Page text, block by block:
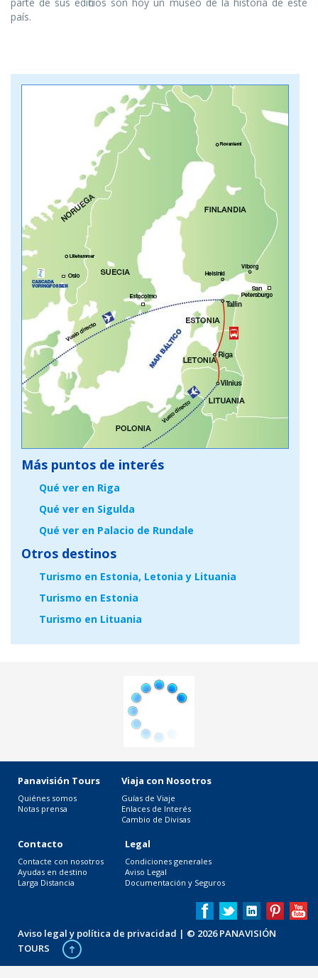
país.
Más puntos de interés
Qué ver en Riga
Qué ver en Sigulda
Qué ver en Palacio de Rundale
Otros destinos
Turismo en Estonia, Letonia y Lituania
Turismo en Estonia
Turismo en Lituania
Panavisión Tours
Quiénes somos
Notas prensa
Viaja con Nosotros
Guías de Viaje
Enlaces de Interés
Cambio de Divisas
Contacto
Contacte con nosotros
Ayudas en destino
Larga Distancia
Legal
Condiciones generales
Aviso Legal
Documentación y Seguros
Aviso legal y política de privacidad | © 2026 PANAVISIÓN
TOURS